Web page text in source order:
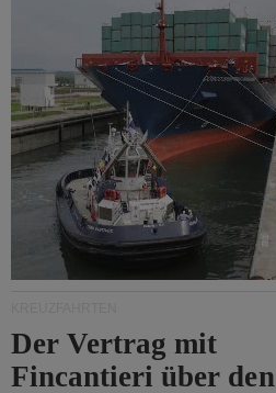
Der Vertrag mit
Fincantieri über den